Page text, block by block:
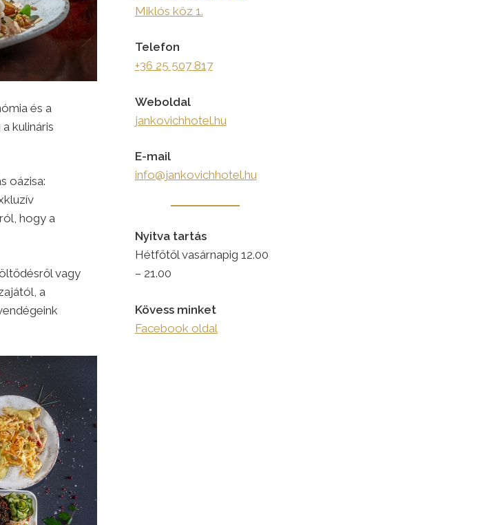
és a
kulináris
oázisa:
hogy a
vagy
a
Miklós köz 1.
Telefon
+36 25 507 817
Weboldal
jankovichhotel.hu
E-mail
info@jankovichhotel.hu
Nyitva tartás
Hétfőtől vasárnapig 12.00
– 21.00
Kövess minket
Facebook oldal